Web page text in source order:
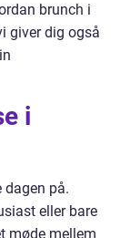
brunch i
giver dig også
i
dagen på.
eller bare
møde mellem